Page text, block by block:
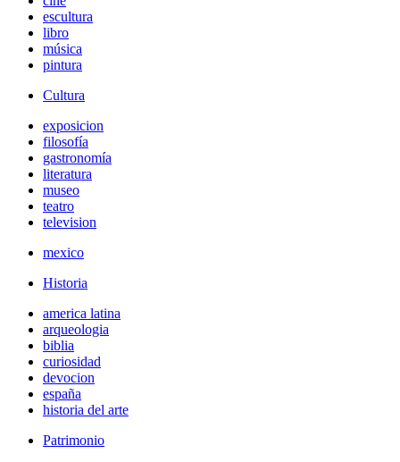
escultura
libro
música
pintura
Cultura
exposicion
filosofía
gastronomía
literatura
museo
teatro
television
mexico
Historia
america latina
arqueologia
biblia
curiosidad
devocion
españa
historia del arte
Patrimonio